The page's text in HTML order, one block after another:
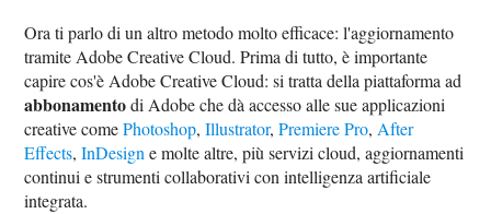
Ora ti parlo di un altro metodo molto efficace: l'aggiornamento
tramite Adobe Creative Cloud. Prima di tutto, è importante
capire cos'è Adobe Creative Cloud: si tratta della piattaforma ad
abbonamentodi Adobe che dà accesso alle sue applicazioni
creative comePhotoshop,Illustrator,Premiere Pro, After
Effects,InDesign e molte altre, più servizi cloud, aggiornamenti
continui e strumenti collaborativi con intelligenza artificiale
integrata.